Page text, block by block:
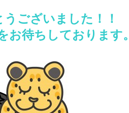
ございました！！
お待ちしております。